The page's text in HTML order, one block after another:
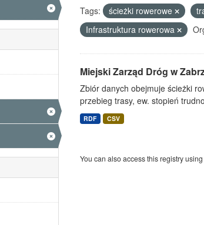
Tags: ścieżki rowerowe
Infrastruktura rowerowa
Miejski Zarząd Dróg w
Zbiór danych obejmuje ścieżki
przebieg trasy, ew. stopień
RDF CSV
You can also access this registry